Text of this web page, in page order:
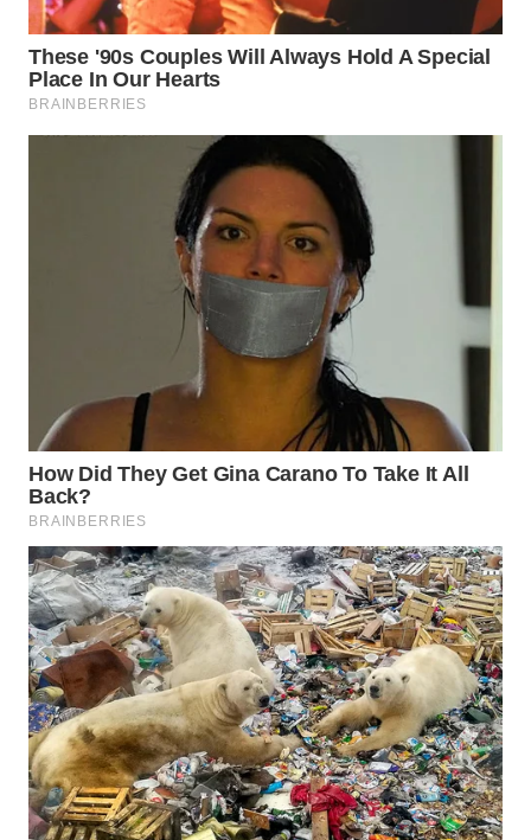
WN
BOGOR
WN
DEPOK
WN
PADANG
LAWAS
WN
WN
CIANJUR
WN
KEPULAUAN
SERIBU
WN
TANGERANG